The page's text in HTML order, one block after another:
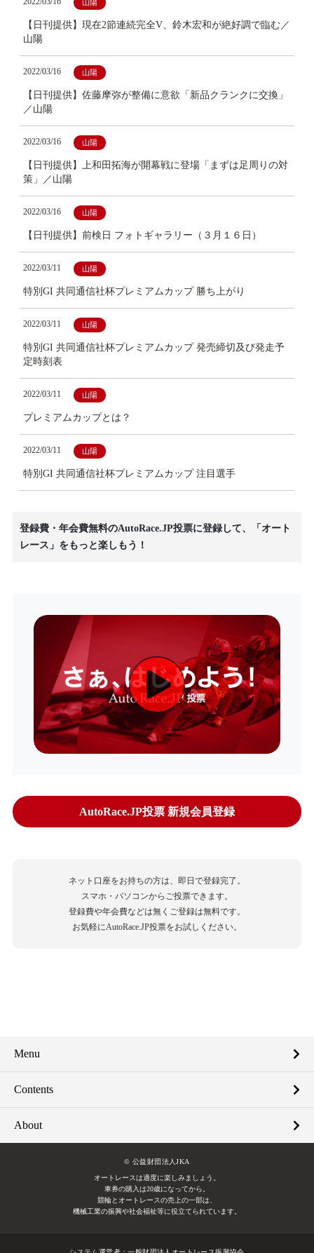
山陽
【日刊提供】現在2節連続完全V、鈴木宏和が絶好調で臨む／
山陽
2022/03/16 山陽
【日刊提供】佐藤摩弥が整備に意欲「新品クランクに交換」
／山陽
2022/03/16 山陽
【日刊提供】上和田拓海が開幕戦に登場「まずは足周りの対
策」／山陽
2022/03/16 山陽
【日刊提供】前検日 フォトギャラリー（３月１６日）
2022/03/11 山陽
特別GI 共同通信社杯プレミアムカップ 勝ち上がり
2022/03/11 山陽
特別GI 共同通信社杯プレミアムカップ 発売締切及び発走予
定時刻表
2022/03/11 山陽
プレミアムカップとは？
2022/03/11 山陽
特別GI 共同通信社杯プレミアムカップ 注目選手
登録費・年会費無料のAutoRace.JP投票に登録して、「オート
レース」をもっと楽しもう！
AutoRace.JP投票 新規会員登録
ネット口座をお持ちの方は、即日で登録完了。
スマホ・パソコンからご投票できます。
登録費や年会費などは無くご登録は無料です。
お気軽にAutoRace.JP投票をお試しください。
Menu
Contents
About
© 公益財団法人JKA
オートレースは適度に楽しみましょう。
車券の購入は20歳になってから。
競輪とオートレースの売上の一部は、
機械工業の振興や社会福祉等に役立てられています。